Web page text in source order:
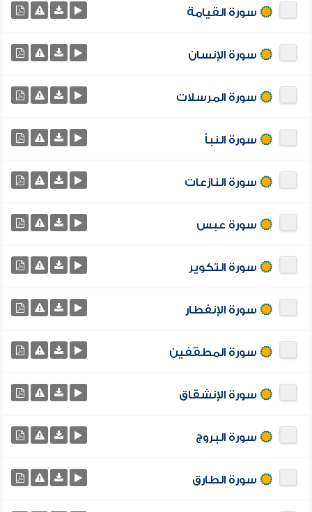
سورة القيامة
سورة الإنسان
سورة المرسلات
سورة النبأ
سورة النازعات
سورة عبس
سورة التكوير
سورة الإنفطار
سورة المطفّفين
سورة الإنشقاق
سورة البروج
سورة الطارق